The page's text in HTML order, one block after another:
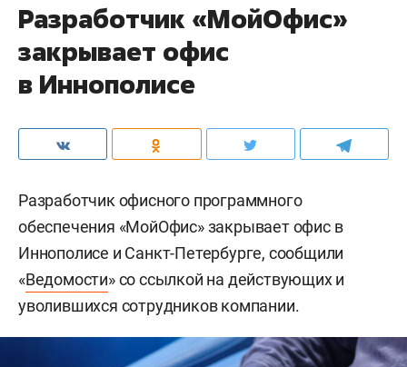
Разработчик «МойОфис»
закрывает офис
в Иннополисе
Разработчик офисного программного
обеспечения «МойОфис» закрывает офис в
Иннополисе и Санкт-Петербурге, сообщили
«Ведомости» со ссылкой на действующих и
уволившихся сотрудников компании.